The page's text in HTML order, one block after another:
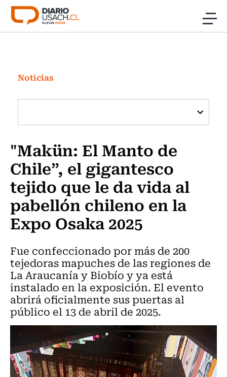
Click acá para ir directamente al contenido
Investigación
Cultura
Programas Radio y TV Usach
Noticias
"Makün: El Manto de
Chile”, el gigantesco
tejido que le da vida al
pabellón chileno en la
Expo Osaka 2025
Fue confeccionado por más de 200
tejedoras mapuches de las regiones de
La Araucanía y Biobío y ya está
instalado en la exposición. El evento
abrirá oficialmente sus puertas al
público el 13 de abril de 2025.